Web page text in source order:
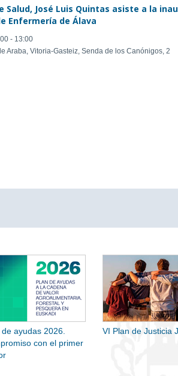
Salud, José Luis Quintas asiste a la
Enfermería de Álava
- 13:00
Araba, Vitoria-Gasteiz, Senda de los Canónigos, 2
de ayudas 2026.
con el primer
VI Plan de Justicia